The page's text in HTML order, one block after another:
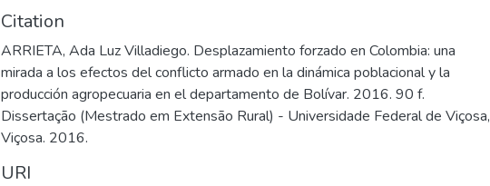
Citation
ARRIETA, Ada Luz Villadiego. Desplazamiento forzado en Colombia: una
mirada a los efectos del conflicto armado en la dinámica poblacional y la
producción agropecuaria en el departamento de Bolívar. 2016. 90 f.
Dissertação (Mestrado em Extensão Rural) - Universidade Federal de Viçosa,
Viçosa. 2016.
URI